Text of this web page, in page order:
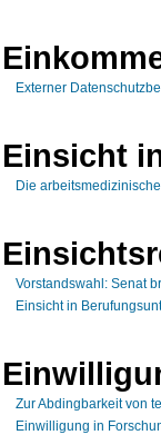
Externer
Einsicht
Die
Vorstandswahl: Senat
Einsicht in
Zur Abdingbarkeit von
Einwilligung in